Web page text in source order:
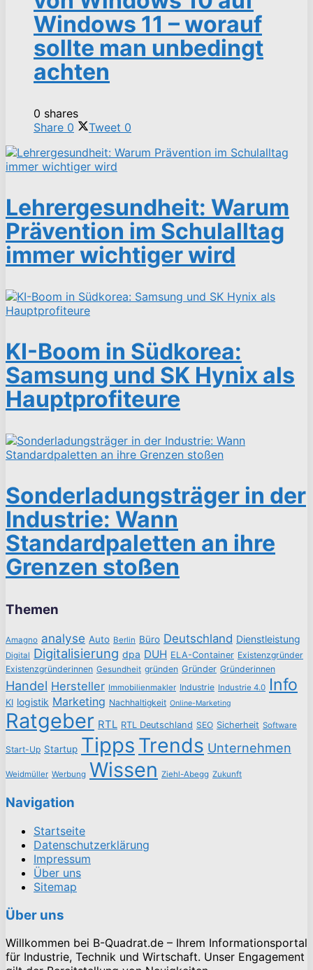
Windows 11 – worauf
sollte man unbedingt
achten
0 shares
Share 0 Tweet 0
Lehrergesundheit: Warum
Prävention im Schulalltag
immer wichtiger wird
KI-Boom in Südkorea:
Samsung und SK Hynix als
Hauptprofiteure
Sonderladungsträger in der
Industrie: Wann
Standardpaletten an ihre
Grenzen stoßen
Themen
Amagno analyse Auto Berlin Büro Deutschland Dienstleistung
Digital Digitalisierung dpa DUH ELA-Container Existenzgründer
Existenzgründerinnen Gesundheit gründen Gründer Gründerinnen
Handel Hersteller Immobilienmakler Industrie Industrie 4.0 Info
KI logistik Marketing Nachhaltigkeit Online-Marketing
Ratgeber RTL RTL Deutschland SEO Sicherheit Software
Start-Up Startup Tipps Trends Unternehmen
Weidmüller Werbung Wissen Ziehl-Abegg Zukunft
Navigation
Startseite
Datenschutzerklärung
Impressum
Über uns
Sitemap
Über uns
Willkommen bei B-Quadrat.de – Ihrem Informationsportal
für Industrie, Technik und Wirtschaft. Unser Engagement